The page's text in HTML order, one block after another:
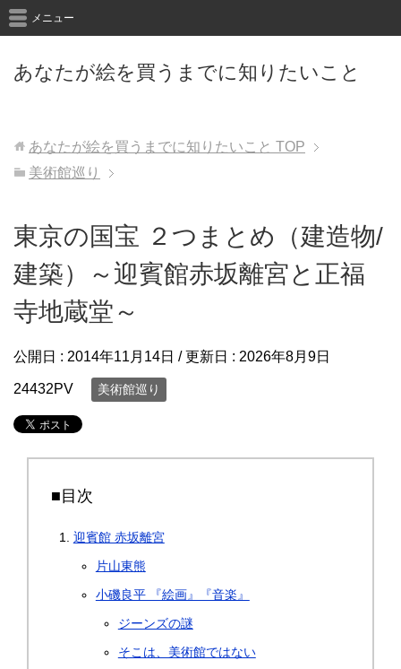
あなたが絵を買うまでに知りたいこと
メニュー
あなたが絵を買うまでに知りたいこと TOP
美術館巡り
東京の国宝 ２つまとめ（建造物/
建築）～迎賓館赤坂離宮と正福
寺地蔵堂～
公開日 : 2014年11月14日 / 更新日 : 2026年8月9日
24432PV 美術館巡り
■目次
迎賓館 赤坂離宮
片山東熊
小磯良平 『絵画』『音楽』
ジーンズの謎
そこは、美術館ではない